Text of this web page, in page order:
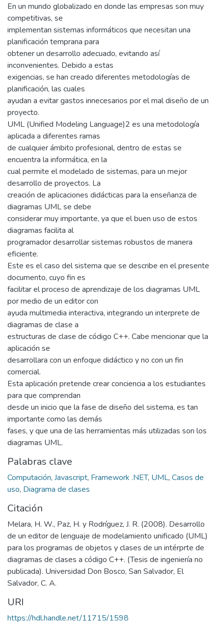
En un mundo globalizado en donde las empresas son muy
competitivas, se
implementan sistemas informáticos que necesitan una
planificación temprana para
obtener un desarrollo adecuado, evitando así
inconvenientes. Debido a estas
exigencias, se han creado diferentes metodologías de
planificación, las cuales
ayudan a evitar gastos innecesarios por el mal diseño de un
proyecto.
UML (Unified Modeling Language)2 es una metodología
aplicada a diferentes ramas
de cualquier ámbito profesional, dentro de estas se
encuentra la informática, en la
cual permite el modelado de sistemas, para un mejor
desarrollo de proyectos. La
creación de aplicaciones didácticas para la enseñanza de
diagramas UML se debe
considerar muy importante, ya que el buen uso de estos
diagramas facilita al
programador desarrollar sistemas robustos de manera
eficiente.
Este es el caso del sistema que se describe en el presente
documento, cuyo fin es
facilitar el proceso de aprendizaje de los diagramas UML
por medio de un editor con
ayuda multimedia interactiva, integrando un interprete de
diagramas de clase a
estructuras de clase de código C++. Cabe mencionar que la
aplicación se
desarrollara con un enfoque didáctico y no con un fin
comercial.
Esta aplicación pretende crear conciencia a los estudiantes
para que comprendan
desde un inicio que la fase de diseño del sistema, es tan
importante como las demás
fases, y que una de las herramientas más utilizadas son los
diagramas UML.
Palabras clave
Computación, Javascript, Framework .NET, UML, Casos de
uso, Diagrama de clases
Citación
Melara, H. W., Paz, H. y Rodríguez, J. R. (2008). Desarrollo
de un editor de lenguaje de modelamiento unificado (UML)
para los programas de objetos y clases de un intérprte de
diagramas de clases a código C++. (Tesis de ingeniería no
publicada). Universidad Don Bosco, San Salvador, El
Salvador, C. A.
URI
https://hdl.handle.net/11715/1598